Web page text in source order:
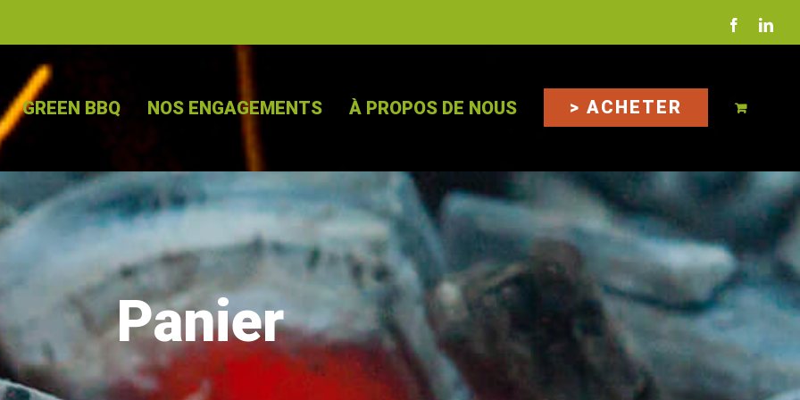
facebook
GREEN BBQ NOS ENGAGEMENTS À PROPOS DE NOUS > ACHETER
Panier